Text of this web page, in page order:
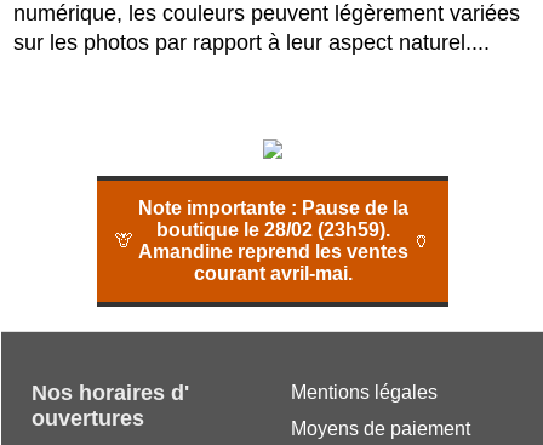
numérique, les couleurs peuvent légèrement variées
sur les photos par rapport à leur aspect naturel....
🦒
Note importante : Pause de la
boutique le 28/02 (23h59).
Amandine reprend les ventes
courant avril-mai.
🏺
Mentions légales
Moyens de paiement
Nos horaires d'
ouvertures